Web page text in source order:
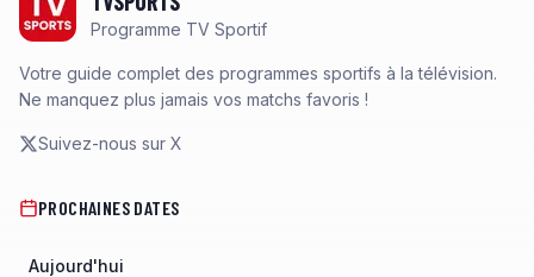
Programme TV Sportif
Votre guide complet des programmes sportifs à la télévision.
Ne manquez plus jamais vos matchs favoris !
Suivez-nous sur X
PROCHAINES DATES
Aujourd'hui